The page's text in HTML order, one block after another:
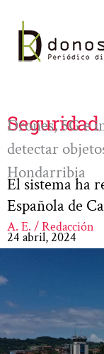
contenido
Seguridad
Drones, 5G e
detectar
Hondarribia
El sistema ha
Española de
A. E. / Redacción
24 abril, 2024